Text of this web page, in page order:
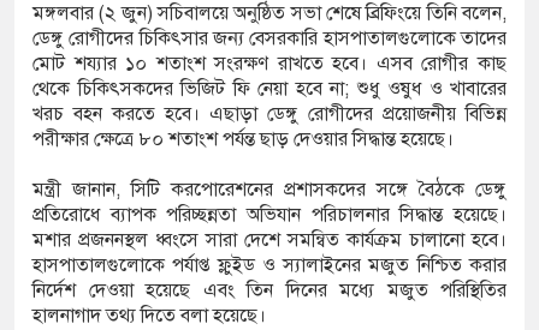
পূর্ববিরোধের জেরে দুই পক্ষের সংঘর্ষ, আহত ৩০
গিয়ে পানিতে ডুবে গৃহবধূর মৃত্যু
রাজি না হওয়ায় তরুণীকে ‘চোর’ সাজিয়ে
মঙ্গলবার (২ জুন) সচিবালয়ে অনুষ্ঠিত সভা শেষে ব্রিফিংয়ে তিনি বলেন,
ডেঙ্গু রোগীদের চিকিৎসার জন্য বেসরকারি হাসপাতালগুলোকে তাদের
মোট শয্যার ১০ শতাংশ সংরক্ষণ রাখতে হবে। এসব রোগীর কাছ
থেকে চিকিৎসকদের ভিজিট ফি নেয়া হবে না; শুধু ওষুধ ও খাবারের
খরচ বহন করতে হবে। এছাড়া ডেঙ্গু রোগীদের প্রয়োজনীয় বিভিন্ন
পরীক্ষার ক্ষেত্রে ৮০ শতাংশ পর্যন্ত ছাড় দেওয়ার সিদ্ধান্ত হয়েছে।
মন্ত্রী জানান, সিটি করপোরেশনের প্রশাসকদের সঙ্গে বৈঠকে ডেঙ্গু
প্রতিরোধে ব্যাপক পরিচ্ছন্নতা অভিযান পরিচালনার সিদ্ধান্ত হয়েছে।
মশার প্রজননস্থল ধ্বংসে সারা দেশে সমন্বিত কার্যক্রম চালানো হবে।
হাসপাতালগুলোকে পর্যাপ্ত ফ্লুইড ও স্যালাইনের মজুত নিশ্চিত করার
নির্দেশ দেওয়া হয়েছে এবং তিন দিনের মধ্যে মজুত পরিস্থিতির
হালনাগাদ তথ্য দিতে বলা হয়েছে।